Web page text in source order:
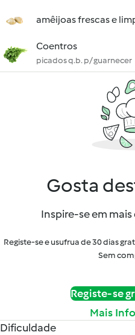
amêijoas frescas e
Coentros
picados q.b. p/ guarnecer
Gosta
Inspire-se em mais
Registe-se e usufrua de 30 dias
Sem
Registe-se
Mais
Dificuldade